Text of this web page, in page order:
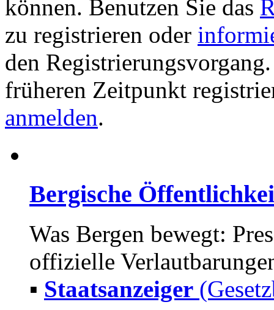
können. Benutzen Sie das
zu registrieren oder
den
früheren Zeitpunkt
anmelden.
Bergische
Was Bergen bewegt:
offizielle
▪ Staatsanzeiger